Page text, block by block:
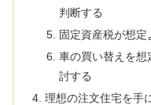
判断する
固定資産税が想
車の買い替えを想
討する
理想の注文住宅を手